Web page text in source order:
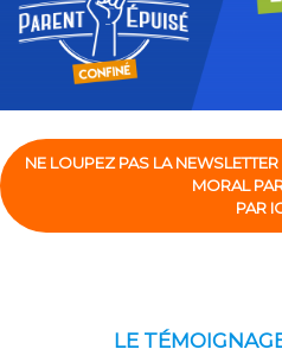
NE LOUPEZ PAS LA
MORAL
PAR
LE